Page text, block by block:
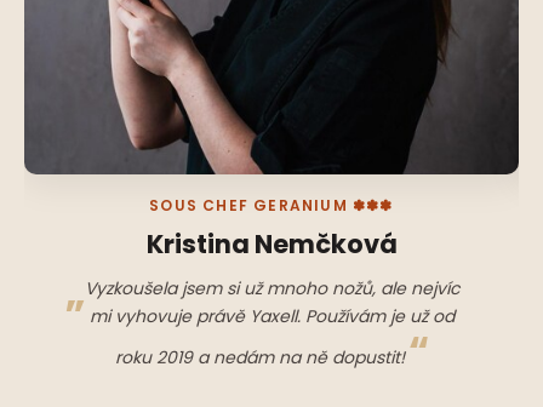
SOUS CHEF GERANIUM ✽✽✽
Kristina Nemčková
Vyzkoušela jsem si už mnoho nožů, ale nejvíc
mi vyhovuje právě Yaxell. Používám je už od
roku 2019 a nedám na ně dopustit!